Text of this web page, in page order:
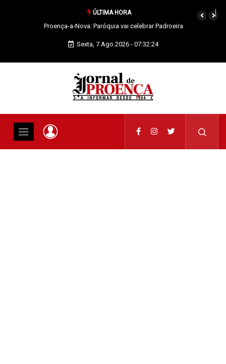
ÚLTIMA HORA
Proença-a-Nova: Paróquia vai celebrar Padroeira
Sexta, 7 Ago.2026 - 07:32:25